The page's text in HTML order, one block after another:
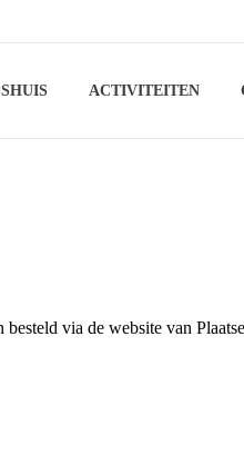
ACTIVITEITEN
in de periode
via de website van